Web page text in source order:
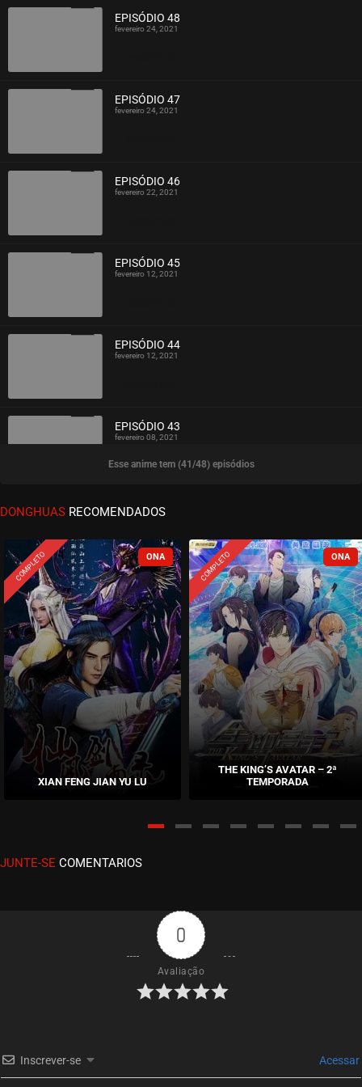
EPISÓDIO 48
fevereiro 24, 2021
EPISÓDIO 47
fevereiro 24, 2021
EPISÓDIO 46
fevereiro 22, 2021
EPISÓDIO 45
fevereiro 12, 2021
EPISÓDIO 44
fevereiro 12, 2021
ASSISTIDO
EPISÓDIO 43
fevereiro 08, 2021
ASSISTIDO
EPISÓDIO 42
ASSISTIDO
EPISÓDIO 41
fevereiro 01, 2021
ASSISTIDO
EPISÓDIO 40
fevereiro 01, 2021
EPISÓDIO 39
janeiro 28, 2021
ASSISTIDO
EPISÓDIO 37
janeiro 24, 2021
EPISÓDIO 36
EPISÓDIO 35
Esse anime tem (41/48) episódios
DONGHUAS RECOMENDADOS
COMPLETO
XIAN FENG JIAN YU LU
COMPLETO
THE KING’S AVATAR – 2ª
TEMPORADA
JUNTE-SE COMENTARIOS
0
Avaliação
Inscrever-se Acessar